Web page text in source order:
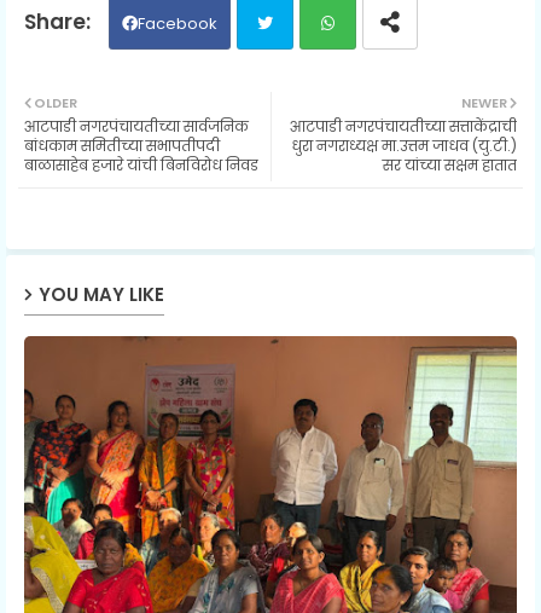
Facebook
ats
NEWER
आटपाडी नगरपंचायतीच्या सत्ताकेंद्राची
धुरा नगराध्यक्ष मा.उत्तम जाधव (यु.टी.)
सर यांच्या सक्षम हातात
OLDER
आटपाडी नगरपंचायतीच्या सार्वजनिक
बांधकाम समितीच्या सभापतीपदी
बाळासाहेब हजारे यांची बिनविरोध निवड
YOU MAY LIKE